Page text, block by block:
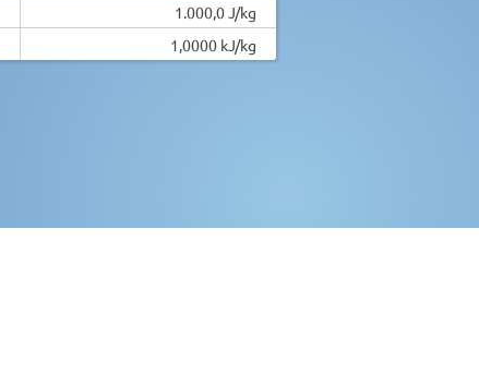
1.000,0 J/kg
1,0000 kJ/kg